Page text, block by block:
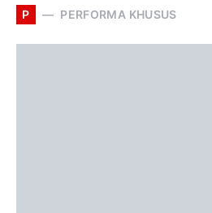
P PERFORMA KHUSUS